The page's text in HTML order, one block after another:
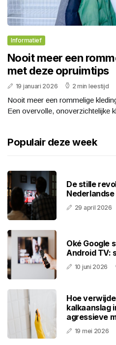
Informatief
Nooit meer een
met deze opruimtips
19 januari 2026 2 min leestijd
Nooit meer een rommelige
Een overvolle, onoverzichtelijke
Populair deze week
De stille
29 april 2026
Oké Google
Android TV:
10 juni 2026
Hoe
kalkaanslag
agressieve
19 mei 2026